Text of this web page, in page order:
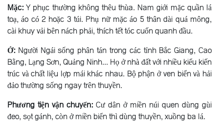
Mặc:Y phục thường không thêu thùa. Nam giới mặc quần lá
toạ, áo có 2 hoặc 3 túi. Phụ nữ mặc áo 5 thân dài quá mông,
cài khuy vải bên nách phải, thích tết tóc cuốn quanh đầu.
Ở: Người Ngái sống phân tán trong các tỉnh Bắc Giang, Cao
Bằng, Lạng Sơn, Quảng Ninh... Họ ở nhà đất với nhiều kiểu kiến
trúc và chất liệu lợp mái khác nhau. Bộ phận ở ven biển và hải
đảo thường sống ngay trên thuyền.
Phương tiện vận chuyển: Cư dân ở miền núi quen dùng gùi
đeo, sọt gánh, còn ở miền biển thì dùng thuyền, xuồng ba lá.